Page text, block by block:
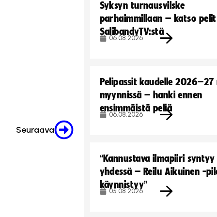
Seuraava
Syksyn turnausvilske
parhaimmillaan – katso pelit
SalibandyTV:stä
06.08.2026
Pelipassit kaudelle
myynnissä – hanki ennen
ensimmäistä peliä
06.08.2026
“Kannustava ilmapiiri syntyy
yhdessä – Reilu Aikuinen -
käynnistyy”
05.08.2026